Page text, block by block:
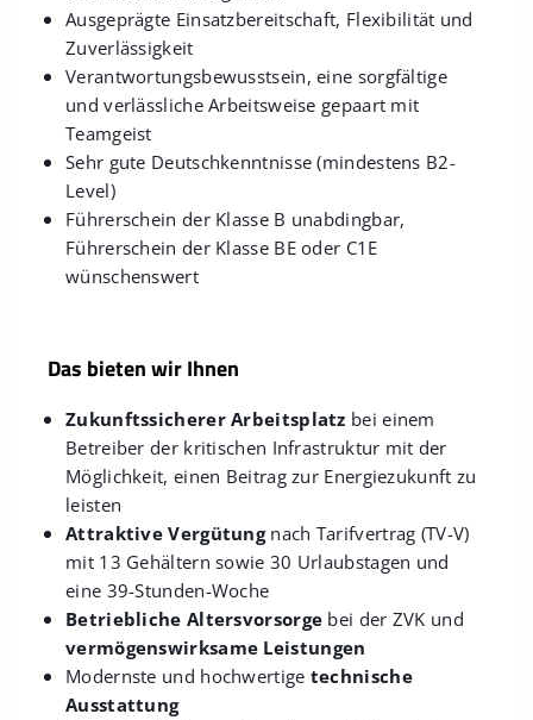
Ausgeprägte Einsatzbereitschaft, Flexibilität und
Zuverlässigkeit
Verantwortungsbewusstsein, eine sorgfältige
und verlässliche Arbeitsweise gepaart mit
Teamgeist
Sehr gute Deutschkenntnisse (mindestens B2-
Level)
Führerschein der Klasse B unabdingbar,
Führerschein der Klasse BE oder C1E
wünschenswert
Das bieten wir Ihnen
Zukunftssicherer Arbeitsplatz bei einem
Betreiber der kritischen Infrastruktur mit der
Möglichkeit, einen Beitrag zur Energiezukunft zu
leisten
Attraktive Vergütungnach Tarifvertrag (TV-V)
mit 13 Gehältern sowie 30 Urlaubstagen und
eine 39-Stunden-Woche
Betriebliche Altersvorsorge bei der ZVK und
vermögenswirksame Leistungen
Modernste und hochwertige technische
Ausstattung